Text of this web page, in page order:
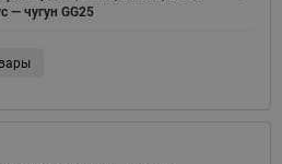
— чугун GG25